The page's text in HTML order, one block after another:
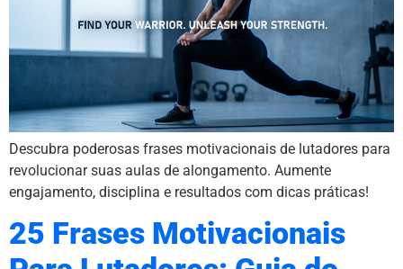
Descubra poderosas frases motivacionais de lutadores para
revolucionar suas aulas de alongamento. Aumente
engajamento, disciplina e resultados com dicas práticas!
25 Frases Motivacionais